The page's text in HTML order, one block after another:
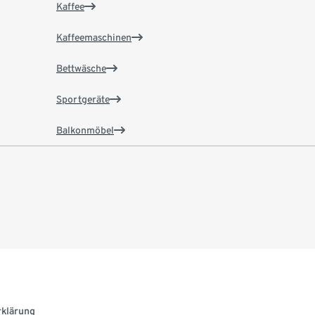
Kaffee
Kaffeemaschinen
Bettwäsche
Sportgeräte
Balkonmöbel